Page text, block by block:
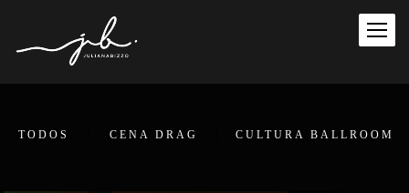
TODOS CENA DRAG CULTURA BALLROOM